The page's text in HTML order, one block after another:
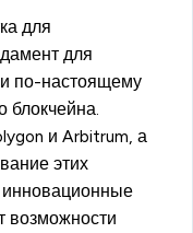
для
для
по-настоящему
блокчейна.
и Arbitrum, а
этих
инновационные
возможности